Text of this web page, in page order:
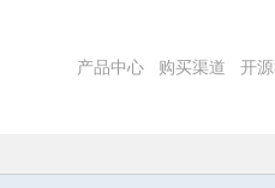
产品中心 购买渠道 开